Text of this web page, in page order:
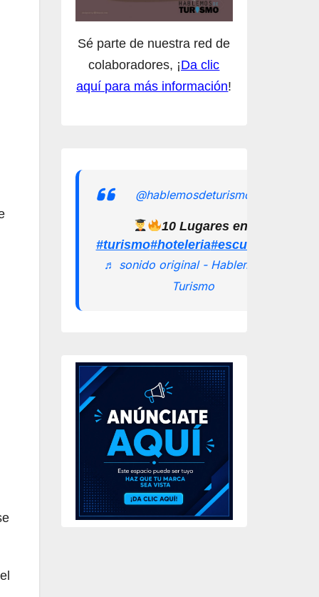
Sé parte de nuestra red de
colaboradores, ¡Da clic
aquí para más información!
@hablemosdeturismomx
10 Lugares en los que
#turismo#hoteleria
♬ sonido original - Hablemos de
Turismo